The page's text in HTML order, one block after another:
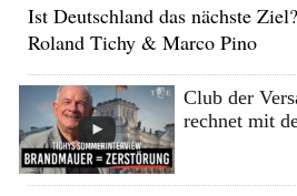
Ist Deutschland das nächste
Roland Tichy & Marco Pino
Club der
rechnet mit